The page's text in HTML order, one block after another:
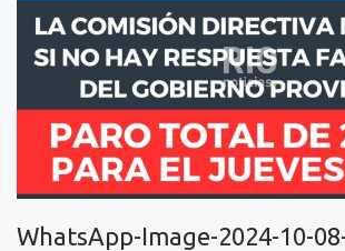
WhatsApp-Image-2024-10-